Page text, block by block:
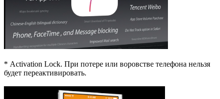
* Activation Lock. При потерe или воровстве телефона нельзя
будет переактивировать.